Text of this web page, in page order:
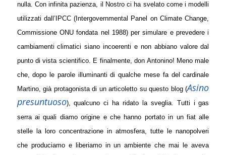
nulla. Con infinita pazienza, il Nostro ci ha svelato come i modelli
utilizzati dall’IPCC (Intergovernmental Panel on Climate Change,
Commissione ONU fondata nel 1988) per simulare e prevedere i
cambiamenti climatici siano incoerenti e non abbiano valore dal
punto di vista scientifico. E finalmente, don Antonino! Meno male
che, dopo le parole illuminanti di qualche mese fa del cardinale
Martino, già protagonista di un articoletto su questo blog (Asino
presuntuoso), qualcuno ci ha ridato la sveglia. Tutti i gas
serra ai quali diamo origine e che hanno portato in un fiat alle
stelle la loro concentrazione in atmosfera, tutte le nanopolveri
che produciamo e liberiamo in un ambiente che mai le aveva